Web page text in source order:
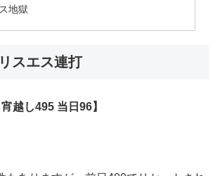
地獄
スエス連打
越し495 当日96】